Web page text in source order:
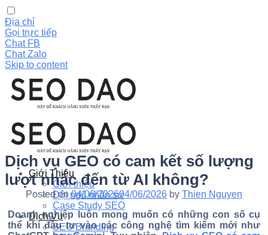
Địa chỉ
Gọi trực tiếp
Chat FB
Chat Zalo
Skip to content
Giới Thiệu
Giới thiệu
Đội ngũ nhân sự
Case Study SEO
Dịch Vụ
SEO Branding
Dịch vụ GEO có cam kết số lượng
lượt nhắc đến từ AI không?
Posted on04/06/202604/06/2026 by Thien Nguyen
Doanh nghiệp luôn mong muốn có những con số cụ
thể khi đầu tư vào các công nghệ tìm kiếm mới như